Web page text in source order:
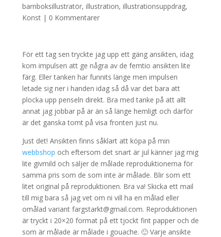
barnboksillustratör, illustration, illustrationsuppdrag,
Konst| 0 Kommentarer
För ett tag sen tryckte jag upp ett gäng ansikten, idag
kom impulsen att ge några av de femtio ansikten lite
färg. Eller tanken har funnits länge men impulsen
letade sig ner i handen idag så då var det bara att
plocka upp penseln direkt. Bra med tanke på att allt
annat jag jobbar på är än så länge hemligt och därför
är det ganska tomt på visa fronten just nu.
Just det! Ansikten finns såklart att köpa på min
webbshop och eftersom det snart är jul känner jag mig
lite givmild och säljer de målade reproduktionerna för
samma pris som de som inte är målade. Blir som ett
litet original på reproduktionen. Bra va! Skicka ett mail
till mig bara så jag vet om ni vill ha en målad eller
omålad variant fargstarkt@gmail.com. Reproduktionen
är tryckt i 20×20 format på ett tjockt fint papper och de
som är målade är målade i gouache. 🙂 Varje ansikte